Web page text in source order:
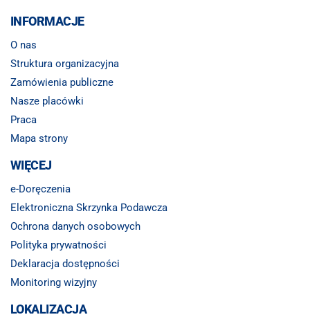
INFORMACJE
O nas
Struktura organizacyjna
Zamówienia publiczne
Nasze placówki
Praca
Mapa strony
WIĘCEJ
e-Doręczenia
Elektroniczna Skrzynka Podawcza
Ochrona danych osobowych
Polityka prywatności
Deklaracja dostępności
Monitoring wizyjny
LOKALIZACJA